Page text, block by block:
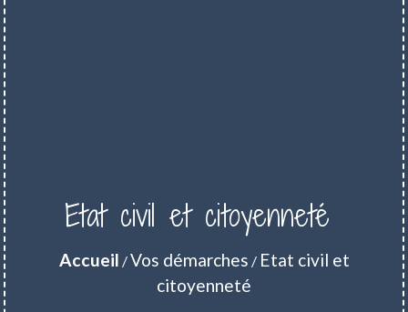
Etat civil et citoyenneté
Accueil /Vos démarches / Etat civil et
citoyenneté